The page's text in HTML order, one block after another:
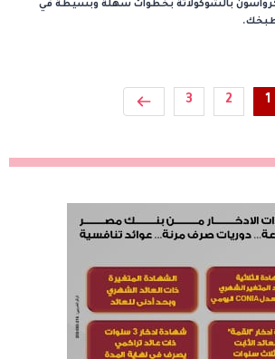
بالشوكولاتة بخطوات سهلة وبسيطة في
1
2
3